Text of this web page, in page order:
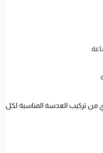
من تركيب العدسة المناسبة لكل